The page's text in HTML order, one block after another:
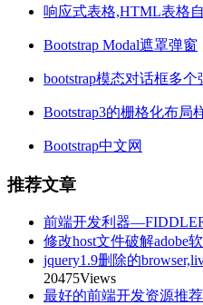
响应式表格,HTML表格自
Bootstrap Modal遮罩弹窗
bootstrap模态对话框多个
Bootstrap3的栅格化布局
Bootstrap中文网
推荐文章
前端开发利器
修改host文件破解adobe
jquery1.9删除的
20475Views
最好的前端开发资源推荐